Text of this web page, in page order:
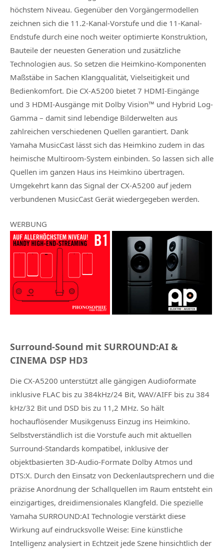
höchstem Niveau. Gegenüber den Vorgängermodellen
zeichnen sich die 11.2-Kanal-Vorstufe und die 11-Kanal-
Endstufe durch eine noch weiter optimierte Konstruktion,
Bauteile der neuesten Generation und zusätzliche
Technologien aus. So setzen die Heimkino-Komponenten
Maßstäbe in Sachen Klangqualität, Vielseitigkeit und
Bedienkomfort. Die CX-A5200 bietet 7 HDMI-Eingänge
und 3 HDMI-Ausgänge mit Dolby Vision™ und Hybrid Log-
Gamma – damit sind lebendige Bilderwelten aus
zahlreichen verschiedenen Quellen garantiert. Dank
Yamaha MusicCast lässt sich das Heimkino zudem in das
heimische Multiroom-System einbinden. So lassen sich alle
Quellen im ganzen Haus ins Heimkino übertragen.
Umgekehrt kann das Signal der CX-A5200 auf jedem
verbundenen MusicCast Gerät wiedergegeben werden.
WERBUNG
Surround-Sound mit SURROUND:AI &
CINEMA DSP HD3
Die CX-A5200 unterstützt alle gängigen Audioformate
inklusive FLAC bis zu 384kHz/24 Bit, WAV/AIFF bis zu 384
kHz/32 Bit und DSD bis zu 11,2 MHz. So hält
hochauflösender Musikgenuss Einzug ins Heimkino.
Selbstverständlich ist die Vorstufe auch mit aktuellen
Surround-Standards kompatibel, inklusive der
objektbasierten 3D-Audio-Formate Dolby Atmos und
DTS:X. Durch den Einsatz von Deckenlautsprechern und die
präzise Anordnung der Schallquellen im Raum entsteht ein
einzigartiges, dreidimensionales Klangfeld. Die spezielle
Yamaha SURROUND:AI Technologie verstärkt diese
Wirkung auf eindrucksvolle Weise: Eine künstliche
Intelligenz analysiert in Echtzeit jede Szene hinsichtlich der